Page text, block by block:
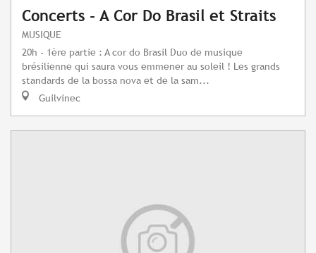
Concerts - A Cor Do Brasil et Straits
MUSIQUE
20h - 1ère partie : A cor do Brasil Duo de musique
brésilienne qui saura vous emmener au soleil ! Les grands
standards de la bossa nova et de la sam...
Guilvinec